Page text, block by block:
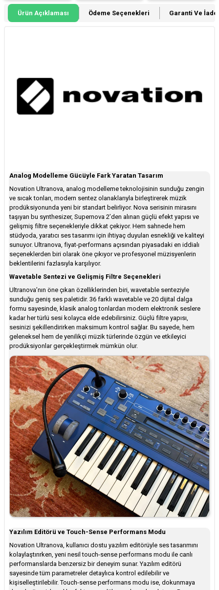
Ürün Açıklaması Ödeme Seçenekleri Garanti Ve İade
Analog Modelleme Gücüyle Fark Yaratan Tasarım
Novation Ultranova, analog modelleme teknolojisinin sunduğu zengin
ve sıcak tonları, modern sentez olanaklarıyla birleştirerek müzik
prodüksiyonunda yeni bir standart belirliyor. Nova serisinin mirasını
taşıyan bu synthesizer, Supernova 2’den alınan güçlü efekt yapısı ve
gelişmiş filtre seçenekleriyle dikkat çekiyor. Hem sahnede hem
stüdyoda, yaratıcı ses tasarımı için ihtiyaç duyulan esnekliği ve kaliteyi
sunuyor. Ultranova, fiyat-performans açısından piyasadaki en iddialı
seçeneklerden biri olarak öne çıkıyor ve profesyonel müzisyenlerin
beklentilerini fazlasıyla karşılıyor.
Wavetable Sentezi ve Gelişmiş Filtre Seçenekleri
Ultranova’nın öne çıkan özelliklerinden biri, wavetable senteziyle
sunduğu geniş ses paletidir. 36 farklı wavetable ve 20 dijital dalga
formu sayesinde, klasik analog tonlardan modern elektronik seslere
kadar her türlü sesi kolayca elde edebilirsiniz. Güçlü filtre yapısı,
sesinizi şekillendirirken maksimum kontrol sağlar. Bu sayede, hem
geleneksel hem de yenilikçi müzik türlerinde özgün ve etkileyici
prodüksiyonlar gerçekleştirmek mümkün olur.
Yazılım Editörü ve Touch-Sense Performans Modu
Novation Ultranova, kullanıcı dostu yazılım editörüyle ses tasarımını
kolaylaştırırken, yeni nesil touch-sense performans modu ile canlı
performanslarda benzersiz bir deneyim sunar. Yazılım editörü
sayesinde tüm parametreler detaylıca kontrol edilebilir ve
kişiselleştirilebilir. Touch-sense performans modu ise, dokunmaya